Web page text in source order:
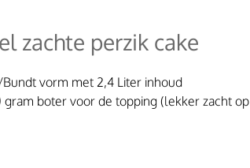
zachte perzik cake
vorm met 2,4 Liter inhoud
gram boter voor de topping (lekker zacht op